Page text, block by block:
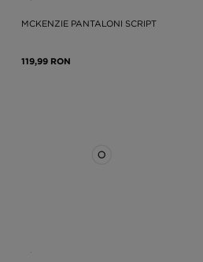
MCKENZIE PANTALONI SCRIPT
119,99 RON